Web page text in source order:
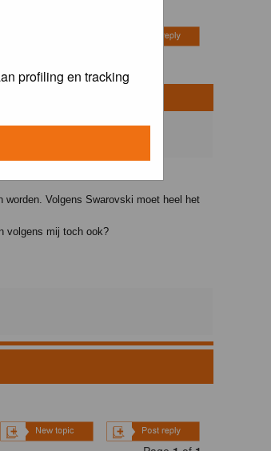
profiling en tracking
worden. Volgens Swarovski moet heel het
volgens mij toch ook?